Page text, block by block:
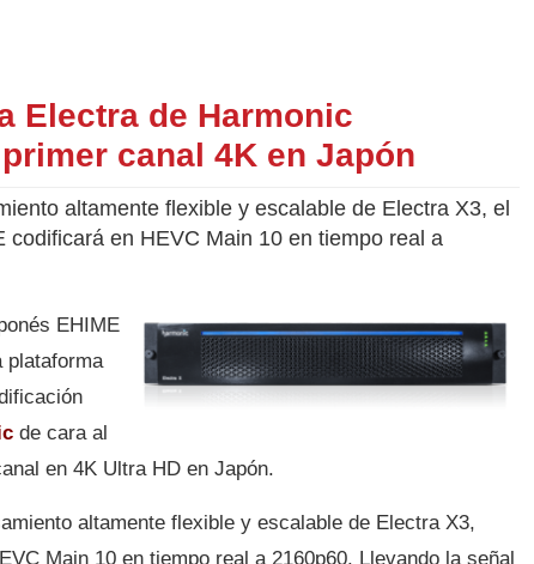
Electra de Harmonic
canal 4K en Japón
altamente flexible y escalable de Electra X3, el
codificará en HEVC Main 10 en tiempo real a
EHIME
plataforma
de cara al
en 4K Ultra HD en Japón.
altamente flexible y escalable de Electra X3,
Main 10 en tiempo real a 2160p60. Llevando la señal